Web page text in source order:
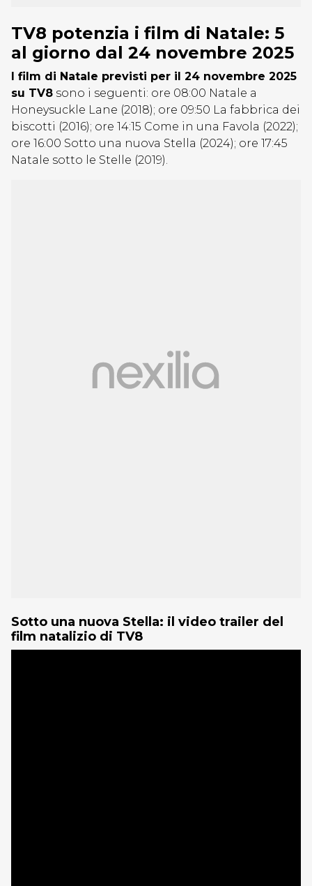
TV8 potenzia i film di Natale: 5
al giorno dal 24 novembre 2025
I film di Natale previsti per il 24 novembre 2025
su TV8 sono i seguenti: ore 08:00 Natale a
Honeysuckle Lane (2018); ore 09:50 La fabbrica dei
biscotti (2016); ore 14:15 Come in una Favola (2022);
ore 16:00 Sotto una nuova Stella (2024); ore 17:45
Natale sotto le Stelle (2019).
Sotto una nuova Stella: il video trailer del
film natalizio di TV8